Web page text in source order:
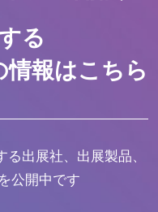
る
情報はこちら
出展社、出展製品、
公開中です